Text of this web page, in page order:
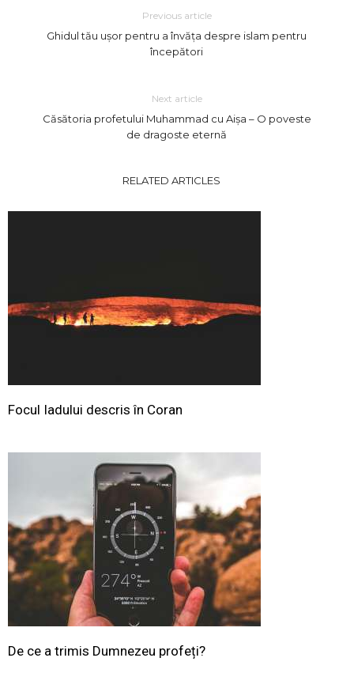
Previous article
Ghidul tău ușor pentru a învăța despre islam pentru
începători
Next article
Căsătoria profetului Muhammad cu Aișa – O poveste
de dragoste eternă
RELATED ARTICLES
Focul Iadului descris în Coran
De ce a trimis Dumnezeu profeți?